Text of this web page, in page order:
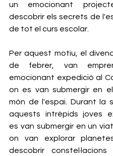
un emocionant
descobrir els secrets de
de tot el curs escolar.
Per aquest motiu, el
de febrer, van
emocionant expedició al
on es van submergir en
món de l'espai. Durant la
aquests intrèpids joves
es van submergir en un
on van explorar planetes
descobrir